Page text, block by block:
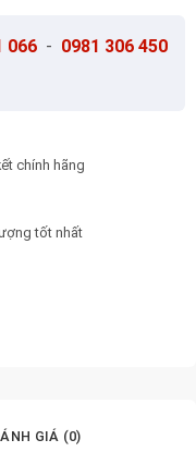
066 - 0981 306 450
chính hãng
tốt nhất
GIÁ (0)